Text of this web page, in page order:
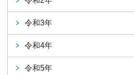
令和3年
令和4年
令和5年